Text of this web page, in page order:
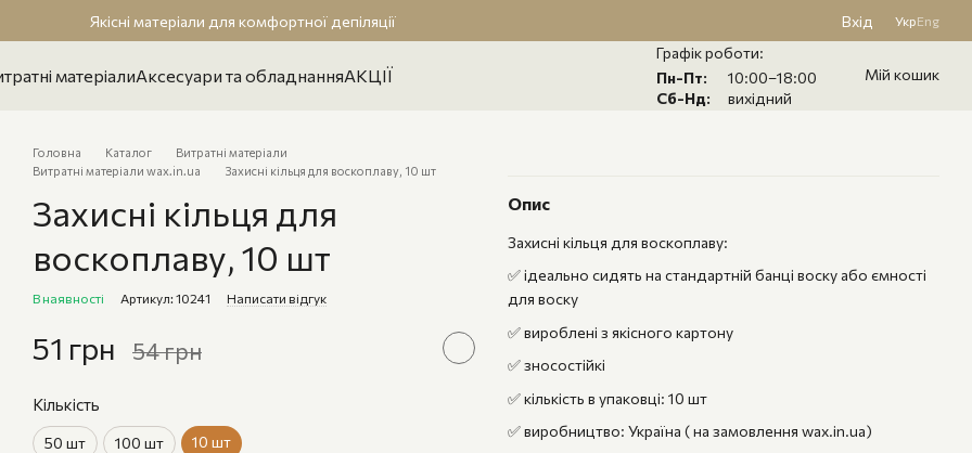
Якісні матеріали для комфортної депіляції Вхід УкрEng
матеріалиАксесуари та обладнанняАКЦІЇ
Графік роботи:
Пн-Пт:
10:00–18:00
Сб-Нд:
вихідний
Мій кошик
Головна Каталог
Витратні матеріали
Витратні матеріали wax.in.ua
Захисні кільця для воскоплаву, 10 шт
Захисні кільця для
воскоплаву, 10 шт
В наявності Артикул: 10241 Написати відгук
51 грн 54 грн
Кількість
50 шт 100 шт 10 шт
Опис
Захисні кільця для воскоплаву:
✅ ідеально сидять на стандартній банці воску або ємності
для воску
✅ вироблені з якісного картону
✅ зносостійкі
✅ кількість в упаковці: 10 шт
✅ виробництво: Україна ( на замовлення wax.in.ua)